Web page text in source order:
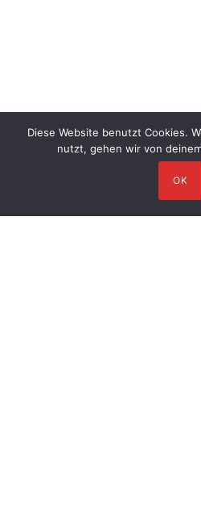
Diese Website benutzt Cookies.
nutzt, gehen wir von
OK